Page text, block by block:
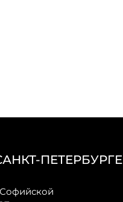
ПЕТЕРБУРГЕ